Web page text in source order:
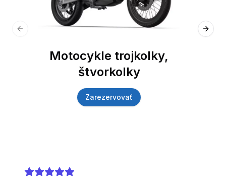
Motocykle trojkolky,
štvorkolky
Zarezervovať
Previous slide Next
5out of 5 stars